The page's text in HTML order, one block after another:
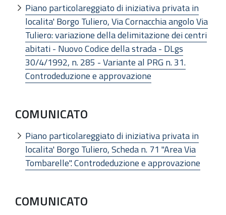
Piano particolareggiato di iniziativa privata in
localita' Borgo Tuliero, Via Cornacchia angolo Via
Tuliero: variazione della delimitazione dei centri
abitati - Nuovo Codice della strada - DLgs
30/4/1992, n. 285 - Variante al PRG n. 31.
Controdeduzione e approvazione
COMUNICATO
Piano particolareggiato di iniziativa privata in
localita' Borgo Tuliero, Scheda n. 71 "Area Via
Tombarelle". Controdeduzione e approvazione
COMUNICATO